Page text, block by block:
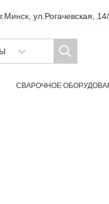
г.Минск, ул.Рогачевская,
СВАРОЧНОЕ